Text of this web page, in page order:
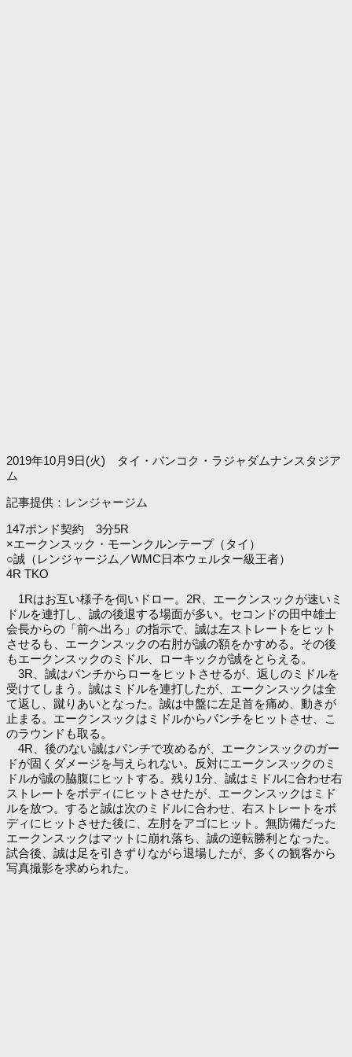
2019年10月9日(火) タイ・バンコク・ラジャダムナンスタジア
ム
記事提供：レンジャージム
147ポンド契約 3分5R
×エークンスック・モーンクルンテープ（タイ）
○誠（レンジャージム／WMC日本ウェルター級王者）
4R TKO
1Rはお互い様子を伺いドロー。2R、エークンスックが速いミ
ドルを連打し、誠の後退する場面が多い。セコンドの田中雄士
会長からの「前へ出ろ」の指示で、誠は左ストレートをヒット
させるも、エークンスックの右肘が誠の額をかすめる。その後
もエークンスックのミドル、ローキックが誠をとらえる。
3R、誠はパンチからローをヒットさせるが、返しのミドルを
受けてしまう。誠はミドルを連打したが、エークンスックは全
て返し、蹴りあいとなった。誠は中盤に左足首を痛め、動きが
止まる。エークンスックはミドルからパンチをヒットさせ、こ
のラウンドも取る。
4R、後のない誠はパンチで攻めるが、エークンスックのガー
ドが固くダメージを与えられない。反対にエークンスックのミ
ドルが誠の脇腹にヒットする。残り1分、誠はミドルに合わせ右
ストレートをボディにヒットさせたが、エークンスックはミド
ルを放つ。すると誠は次のミドルに合わせ、右ストレートをボ
ディにヒットさせた後に、左肘をアゴにヒット。無防備だった
エークンスックはマットに崩れ落ち、誠の逆転勝利となった。
試合後、誠は足を引きずりながら退場したが、多くの観客から
写真撮影を求められた。